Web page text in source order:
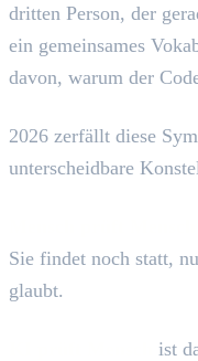
dritten Person, der
ein gemeinsames
davon, warum der
2026 zerfällt diese
unterscheidbare
Sie findet noch statt,
glaubt.
ist